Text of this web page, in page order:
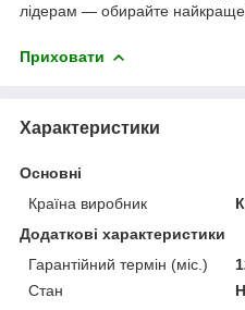
лідерам — обирайте
Приховати
Характеристики
Основні
Країна виробник
Додаткові характеристики
Гарантійний термін (міс.)
Стан